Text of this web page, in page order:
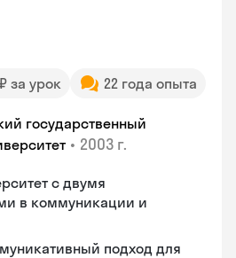
за урок 22 года опыта
государственный
• 2003 г.
с двумя
в коммуникации и
подход для